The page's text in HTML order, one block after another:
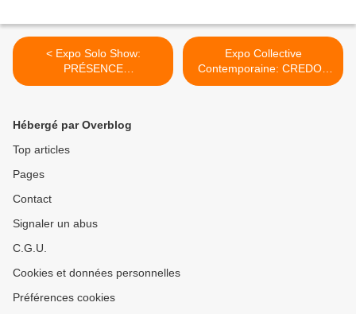
< Expo Solo Show:
PRÉSENCE
PANCHOUNETTE "Chic,
Expo Collective
Contemporaine: CREDO /
Matthieu Gafsou / Anne
Hébergé par Overblog
Top articles
Pages
Contact
Signaler un abus
C.G.U.
Cookies et données personnelles
Préférences cookies